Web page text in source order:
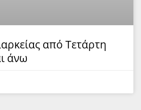
από Τετάρτη
άνω